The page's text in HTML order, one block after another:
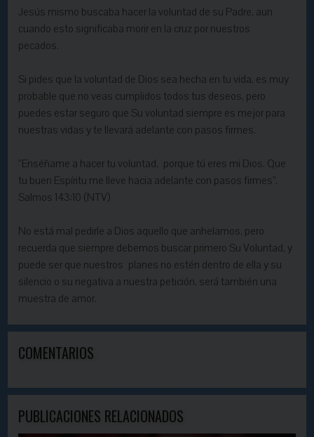
Jesús mismo buscaba hacer la voluntad de su Padre, aun
cuando esto significaba morir en la cruz por nuestros
pecados.
Si pides que la voluntad de Dios sea hecha en tu vida, es muy
probable que no veas cumplidos todos tus deseos, pero
puedes estar seguro que Su voluntad siempre es mejor para
nuestras vidas y te llevará adelante con pasos firmes.
“Enséñame a hacer tu voluntad, porque tú eres mi Dios. Que
tu buen Espíritu me lleve hacia adelante con pasos firmes”.
Salmos 143:10 (NTV)
No está mal pedirle a Dios aquello que anhelamos, pero
recuerda que siempre debemos buscar primero Su Voluntad, y
puede ser que nuestros planes no estén dentro de ella y su
silencio o su negativa a nuestra petición, será también una
muestra de amor.
COMENTARIOS
PUBLICACIONES RELACIONADOS